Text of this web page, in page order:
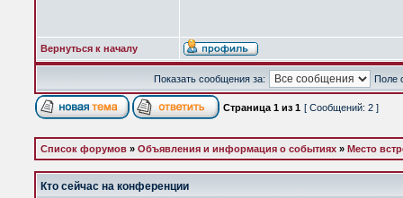
Вернуться к началу
Показать сообщения за: Поле
Страница 1 из 1 [ Сообщений: 2 ]
Список форумов » Объявления и информация о событиях » Место
Кто сейчас на конференции